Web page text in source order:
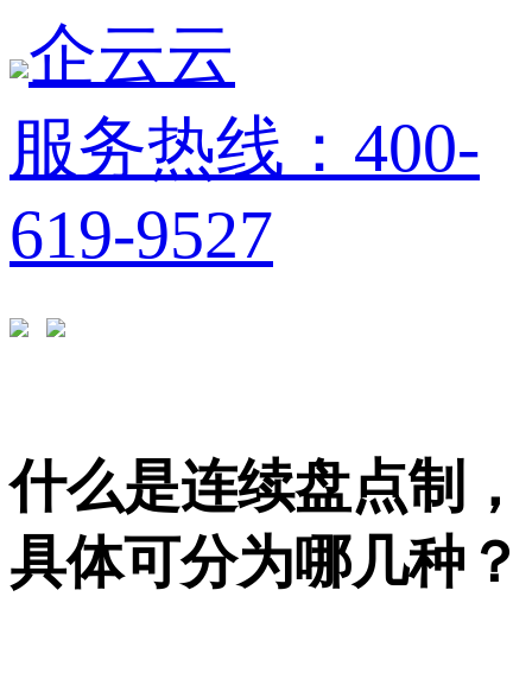
企云云
服务热线：400-
619-9527
什么是连续盘点制，
具体可分为哪几种？